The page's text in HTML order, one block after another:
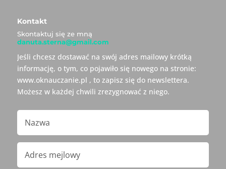
Kontakt
Skontaktuj się ze mną
danuta.sterna@gmail.com
Jeśli chcesz dostawać na swój adres mailowy krótką
informację, o tym, co pojawiło się nowego na stronie:
www.oknauczanie.pl , to zapisz się do newslettera.
Możesz w każdej chwili zrezygnować z niego.